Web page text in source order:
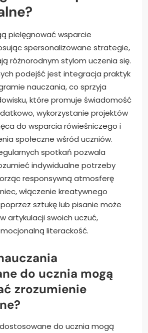
pielęgnować wsparcie
spersonalizowane strategie,
różnorodnym stylom uczenia się.
podejść jest integracja praktyk
nauczania, co sprzyja
które promuje świadomość
wykorzystanie projektów
do wsparcia rówieśniczego i
społeczne wśród uczniów.
spotkań pozwala
indywidualne potrzeby
responsywną atmosferę
włączenie kreatywnego
sztukę lub pisanie może
artykulacji swoich uczuć,
literackość.
do ucznia mogą
zrozumienie
do ucznia mogą